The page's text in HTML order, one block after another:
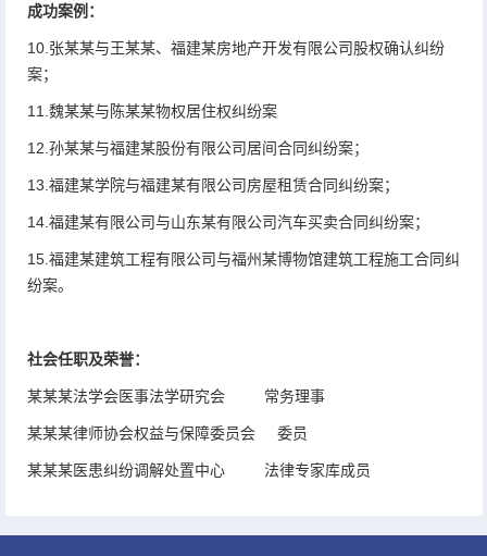
成功案例：
10.张某某与王某某、福建某房地产开发有限公司股权确认纠纷
案；
11.魏某某与陈某某物权居住权纠纷案
12.孙某某与福建某股份有限公司居间合同纠纷案；
13.福建某学院与福建某有限公司房屋租赁合同纠纷案；
14.福建某有限公司与山东某有限公司汽车买卖合同纠纷案；
15.福建某建筑工程有限公司与福州某博物馆建筑工程施工合同纠
纷案。
社会任职及荣誉：
某某某法学会医事法学研究会 常务理事
某某某律师协会权益与保障委员会 委员
某某某医患纠纷调解处置中心 法律专家库成员